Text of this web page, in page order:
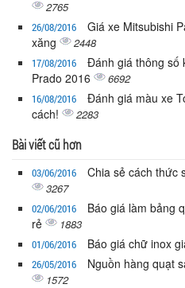
2765
26/08/2016
Giá xe Mitsubishi
xăng
2448
17/08/2016
Đánh giá thông số
Prado 2016
6692
16/08/2016
Đánh giá màu xe
cách!
2283
Bài viết cũ hơn
03/06/2016 Chia sẻ cách thức
3267
02/06/2016
Báo giá làm bảng
rẻ
1883
01/06/2016 Báo giá chữ inox
26/05/2016 Nguồn hàng quạt
1572